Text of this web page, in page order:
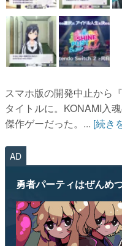
その他
電ファミニコゲーマーとは？
運営：株式会社マレ
スマホ版の開発中止から
タイトルに。KONAMI入
傑作ゲーだった。... [続き
AD
勇者パーティはぜんめ